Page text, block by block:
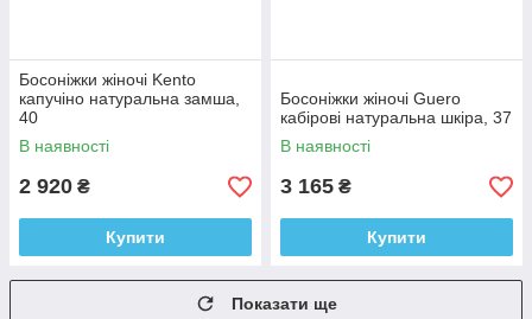
Босоніжки жіночі Kento
капучіно натуральна замша,
40
В наявності
2 920 ₴
Купити
Босоніжки жіночі Guero
кабірові натуральна шкіра, 37
В наявності
3 165 ₴
Купити
Показати ще